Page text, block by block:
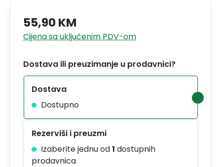
55,90 KM
Cijena sa uključenim PDV-om
Dostava ili preuzimanje u prodavnici?
Dostava
Dostupno
Rezerviši i preuzmi
Izaberite jednu od1 dostupnih
prodavnica